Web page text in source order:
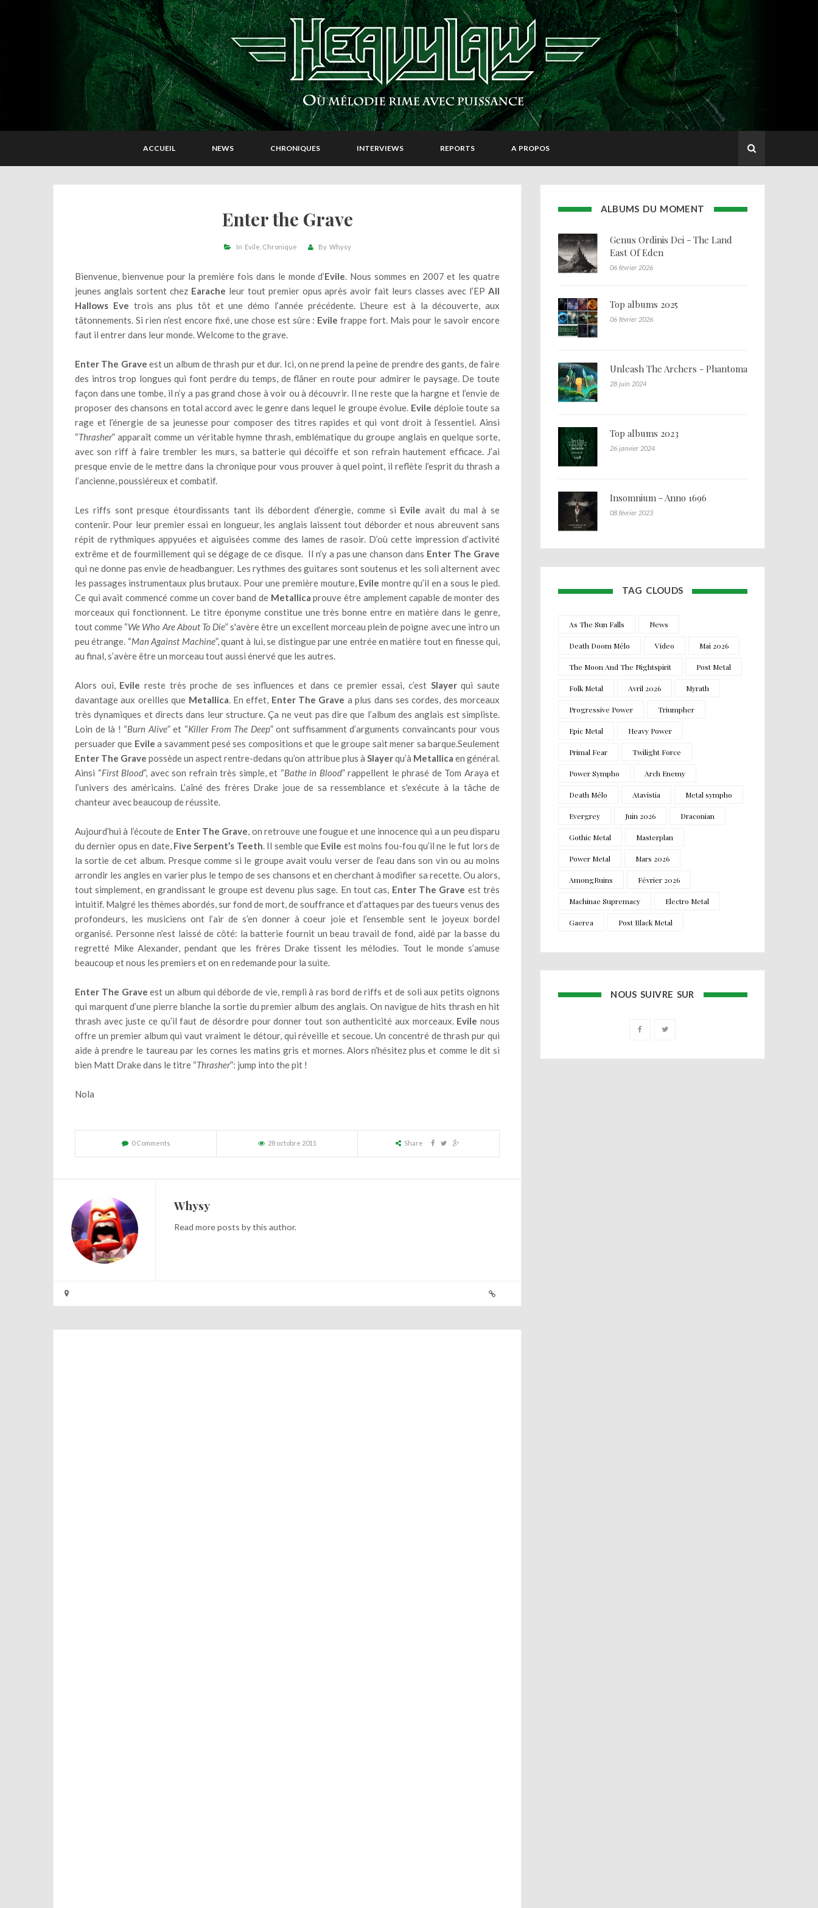
ACCUEIL NEWS CHRONIQUES INTERVIEWS REPORTS A PROPOS
Enter the Grave
In Evile Chronique By Whysy
Bienvenue, bienvenue pour la première fois dans le monde d’Evile. Nous sommes en 2007 et les quatre
jeunes anglais sortent chez Earache leur tout premier opus après avoir fait leurs classes avec l’EP All
Hallows Eve trois ans plus tôt et une démo l’année précédente. L’heure est à la découverte, aux
tâtonnements. Si rien n’est encore fixé, une chose est sûre : Evile frappe fort. Mais pour le savoir encore
faut il entrer dans leur monde. Welcome to the grave.
Enter The Grave est un album de thrash pur et dur. Ici, on ne prend la peine de prendre des gants, de faire
des intros trop longues qui font perdre du temps, de flâner en route pour admirer le paysage. De toute
façon dans une tombe, il n’y a pas grand chose à voir ou à découvrir. Il ne reste que la hargne et l’envie de
proposer des chansons en total accord avec le genre dans lequel le groupe évolue. Evile déploie toute sa
rage et l’énergie de sa jeunesse pour composer des titres rapides et qui vont droit à l’essentiel. Ainsi
“Thrasher” apparaît comme un véritable hymne thrash, emblématique du groupe anglais en quelque sorte,
avec son riff à faire trembler les murs, sa batterie qui décoiffe et son refrain hautement efficace. J’ai
presque envie de le mettre dans la chronique pour vous prouver à quel point, il reflète l’esprit du thrash a
l’ancienne, poussiéreux et combatif.
Les riffs sont presque étourdissants tant ils débordent d’énergie, comme si Evile avait du mal à se
contenir. Pour leur premier essai en longueur, les anglais laissent tout déborder et nous abreuvent sans
répit de rythmiques appyuées et aiguisées comme des lames de rasoir. D’où cette impression d’activité
extrême et de fourmillement qui se dégage de ce disque. Il n’y a pas une chanson dans Enter The Grave
qui ne donne pas envie de headbanguer. Les rythmes des guitares sont soutenus et les soli alternent avec
les passages instrumentaux plus brutaux. Pour une première mouture, Evile montre qu’il en a sous le pied.
Ce qui avait commencé comme un cover band de Metallica prouve être amplement capable de monter des
morceaux qui fonctionnent. Le titre éponyme constitue une très bonne entre en matière dans le genre,
tout comme “We Who Are About To Die” s'avère être un excellent morceau plein de poigne avec une intro un
peu étrange. “Man Against Machine”, quant à lui, se distingue par une entrée en matière tout en finesse qui,
au final, s’avère être un morceau tout aussi énervé que les autres.
Alors oui, Evile reste très proche de ses influences et dans ce premier essai, c’est Slayerqui saute
davantage aux oreilles que Metallica. En effet, Enter The Grave a plus dans ses cordes, des morceaux
très dynamiques et directs dans leur structure. Ça ne veut pas dire que l’album des anglais est simpliste.
Loin de là ! “Burn Alive” et “Killer From The Deep” ont suffisamment d’arguments convaincants pour vous
persuader que Evile a savamment pesé ses compositions et que le groupe sait mener sa barque.Seulement
Enter The Grave possède un aspect rentre-dedans qu’on attribue plus à Slayerqu’à Metallica en général.
Ainsi “First Blood”, avec son refrain très simple, et “Bathe in Blood” rappellent le phrasé de Tom Araya et
l’univers des américains. L’aîné des frères Drake joue de sa ressemblance et s'exécute à la tâche de
chanteur avec beaucoup de réussite.
Aujourd’hui à l’écoute de Enter The Grave, on retrouve une fougue et une innocence qui a un peu disparu
du dernier opus en date, Five Serpent’s Teeth. Il semble que Evile est moins fou-fou qu’il ne le fut lors de
la sortie de cet album. Presque comme si le groupe avait voulu verser de l’eau dans son vin ou au moins
arrondir les angles en varier plus le tempo de ses chansons et en cherchant à modifier sa recette. Ou alors,
tout simplement, en grandissant le groupe est devenu plus sage. En tout cas, Enter The Grave est très
intuitif. Malgré les thèmes abordés, sur fond de mort, de souffrance et d’attaques par des tueurs venus des
profondeurs, les musiciens ont l’air de s’en donner à coeur joie et l’ensemble sent le joyeux bordel
organisé. Personne n’est laissé de côté: la batterie fournit un beau travail de fond, aidé par la basse du
regretté Mike Alexander, pendant que les frères Drake tissent les mélodies. Tout le monde s’amuse
beaucoup et nous les premiers et on en redemande pour la suite.
Enter The Grave est un album qui déborde de vie, rempli à ras bord de riffs et de soli aux petits oignons
qui marquent d’une pierre blanche la sortie du premier album des anglais. On navigue de hits thrash en hit
thrash avec juste ce qu’il faut de désordre pour donner tout son authenticité aux morceaux. Evile nous
offre un premier album qui vaut vraiment le détour, qui réveille et secoue. Un concentré de thrash pur qui
aide à prendre le taureau par les cornes les matins gris et mornes. Alors n’hésitez plus et comme le dit si
bien Matt Drake dans le titre “Thrasher”: jump into the pit !
Nola
0 Comments 28 octobre 2011 Share
Whysy
Read more posts by this author.
ALBUMS DU MOMENT
Genus Ordinis Dei - The Land
East Of Eden
06 février 2026
Top albums 2025
06 février 2026
Unleash The Archers - Phantoma
28 juin 2024
Top albums 2023
26 janvier 2024
Insomnium - Anno 1696
08 février 2023
TAG CLOUDS
As The Sun Falls News
Death Doom Mélo Video Mai 2026
The Moon And The Nightspirit Post Metal
Folk Metal Avril 2026 Myrath
Progressive Power Triumpher
Epic Metal Heavy Power
Primal Fear Twilight Force
Power Sympho Arch Enemy
Death Mélo Atavistia Metal sympho
Evergrey Juin 2026 Draconian
Gothic Metal Masterplan
Power Metal Mars 2026
AmongRuins Février 2026
Machinae Supremacy Electro Metal
Gaerea Post Black Metal
NOUS SUIVRE SUR